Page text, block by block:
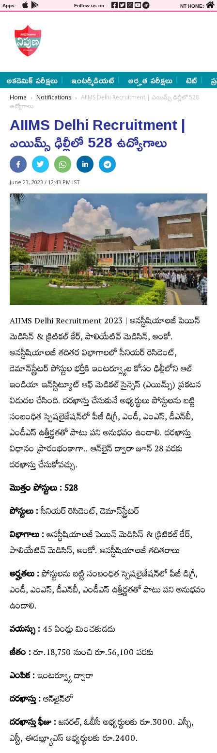
Apps: Follow us on: NT HOME:
అకడెమిక్ పరీక్షలు ఇంటర్మీడియట్ అర్హత పరీక్షలు టెట్
Home Notifications
AIIMS Delhi Recruitment | ఎయిమ్స్‌ ఢిల్లీలో 528
ఉద్యోగాలు
AIIMS Delhi Recruitment |
ఎయిమ్స్‌ ఢిల్లీలో 528 ఉద్యోగాలు
June 23, 2023 / 12:43 PM IST
AIIMS Delhi Recruitment 2023 | అనస్థీషియాలజీ పెయిన్
మెడిసిన్ & క్రిటికల్ కేర్, పాలియేటివ్ మెడిసిన్, అంకో.
అనస్థీషియాలజీ త‌దిత‌ర విభాగాల‌లో సీనియర్ రెసిడెంట్,
డెమాన్‌స్ట్రేటర్ పోస్టుల భ‌ర్తీకి ఇంట‌ర్వ్యూల కోసం ఢిల్లీలోని ఆల్
ఇండియా ఇన్‌స్టిట్యూట్ ఆఫ్ మెడికల్ సైన్సెస్ (ఎయిమ్స్‌) ప్రకటన
విడుదల చేసింది. దరఖాస్తు చేసుకునే అభ్యర్థులు పోస్టుల‌ను బ‌ట్టి
సంబంధిత స్పెషలైజేషన్‌లో పీజీ డిగ్రీ, ఎండీ, ఎంఎస్‌, డీఎన్‌బీ,
ఎండీఎస్‌ ఉత్తీర్ణతతో పాటు పని అనుభవం ఉండాలి. దరఖాస్తు
విధానం ప్రారంభంకాగా.. ఆన్‌లైన్‌ ద్వారా జూన్ 28 వ‌ర‌కు
దరఖాస్తు చేసుకోవచ్చు.
మొత్తం పోస్టులు : 528
పోస్టులు :సీనియర్ రెసిడెంట్, డెమాన్‌స్ట్రేటర్
విభాగాలు :అనస్థీషియాలజీ పెయిన్ మెడిసిన్ & క్రిటికల్ కేర్,
పాలియేటివ్ మెడిసిన్, అంకో. అనస్థీషియాలజీ త‌దిత‌రాలు
అర్హ‌త‌లు :పోస్టుల‌ను బ‌ట్టి సంబంధిత స్పెషలైజేషన్‌లో పీజీ డిగ్రీ,
ఎండీ, ఎంఎస్‌, డీఎన్‌బీ, ఎండీఎస్‌ ఉత్తీర్ణతతో పాటు పని అనుభవం
ఉండాలి.
వ‌య‌స్సు :45 ఏండ్లు మించ‌కుడ‌దు
జీతం :రూ.18,750 నుంచి రూ.56,100 వ‌ర‌కు
ఎంపిక :ఇంట‌ర్వ్యూ ద్వారా
ద‌ర‌ఖాస్తు :ఆన్‌లైన్‌లో
ద‌ర‌ఖాస్తు ఫీజు :జ‌న‌ర‌ల్, ఓబీసీ అభ్య‌ర్థుల‌కు రూ.3000. ఎస్సీ,
ఎస్టీ, ఈడ‌బ్ల్యూఎస్ అభ్య‌ర్థుల‌కు రూ.2400.